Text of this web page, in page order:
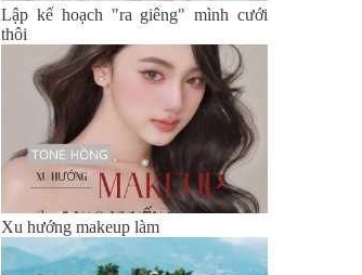
Lập kế hoạch "ra giêng" mình cưới
thôi
Xu hướng makeup làm